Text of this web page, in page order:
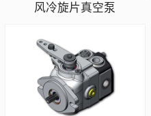
风冷旋片真空泵